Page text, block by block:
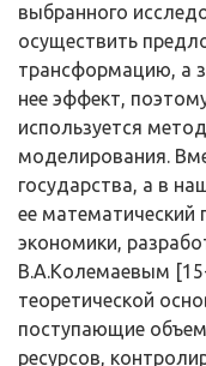
выбранного
осуществить
трансформа­цию, а
нее эффект,
используется
моделирования.
государства, а в
ее математический
экономики,
В.А.Колемаевым
теоретиче­ской
поступающие
ресурсов,